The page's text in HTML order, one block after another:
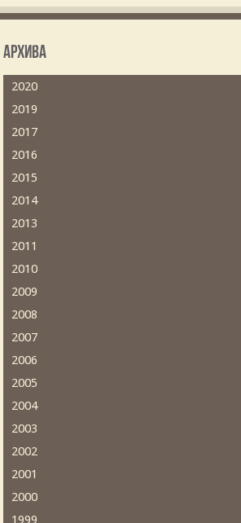
Архива
2020
2019
2017
2016
2015
2014
2013
2011
2010
2009
2008
2007
2006
2005
2004
2003
2002
2001
2000
1999